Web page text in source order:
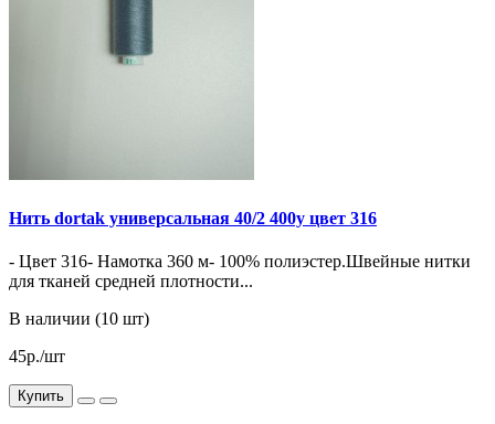
Нить dortak универсальная 40/2 400y цвет 316
- Цвет 316- Намотка 360 м- 100% полиэстер.Швейные нитки
для тканей средней плотности...
В наличии (10 шт)
45р./шт
Купить